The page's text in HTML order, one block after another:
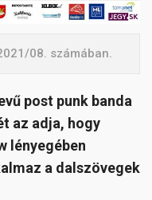
08. számában.
post punk banda
az adja, hogy
lényegében
a dalszövegek